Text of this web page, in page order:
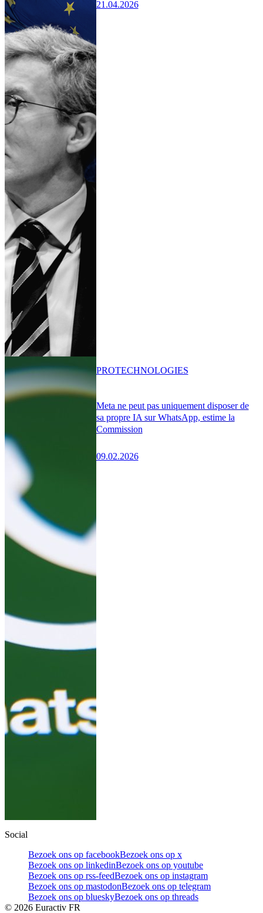
21.04.2026
Meta ne peut pas uniquement disposer de
sa propre IA sur WhatsApp, estime la
Commission
09.02.2026
PROTECHNOLOGIES
Social
Bezoek ons op facebookBezoek ons op x
Bezoek ons op linkedinBezoek ons op youtube
Bezoek ons op rss-feedBezoek ons op instagram
Bezoek ons op mastodonBezoek ons op telegram
Bezoek ons op blueskyBezoek ons op threads
© 2026 Euractiv FR